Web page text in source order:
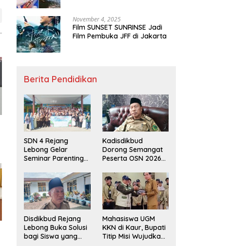
November 4, 2025
Film SUNSET SUNRINSE Jadi
Film Pembuka JFF di Jakarta
Berita Pendidikan
SDN 4 Rejang
Lebong Gelar
Seminar Parenting
Bullying,
Kadisdikbud: Patut
Jadi Contoh
Kadisdikbud
Dorong Semangat
Peserta OSN 2026
Disdikbud Rejang
Lebong Buka Solusi
bagi Siswa yang
Mahasiswa UGM
KKN di Kaur, Bupati
Titip Misi Wujudkan